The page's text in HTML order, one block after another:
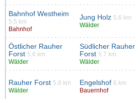
Bahnhof Westheim
5.5 km
Bahnhof
Jung Holz 5.6 km
Wälder
Östlicher Rauher
Forst 5.6 km
Wälder
Südlicher Rauher
Forst 5.7 km
Wälder
Rauher Forst 5.8 km
Wälder
Engelshof 6 km
Bauernhof